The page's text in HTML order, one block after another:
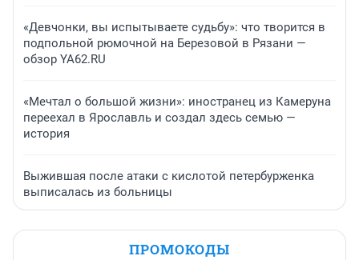
«Девчонки, вы испытываете судьбу»: что творится в
подпольной рюмочной на Березовой в Рязани —
обзор YA62.RU
«Мечтал о большой жизни»: иностранец из Камеруна
переехал в Ярославль и создал здесь семью —
история
Выжившая после атаки с кислотой петербурженка
выписалась из больницы
ПРОМОКОДЫ